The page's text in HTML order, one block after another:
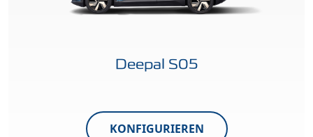
Deepal S05
KONFIGURIEREN